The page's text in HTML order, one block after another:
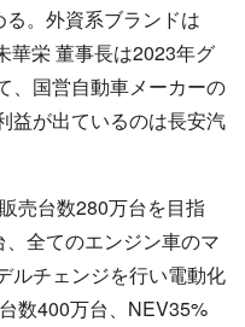
る。外資系ブランドは
華栄 董事長は2023年グ
、国営自動車メーカーの
益が出ているのは長安汽
売台数280万台を目指
、全てのエンジン車のマ
ルチェンジを行い電動化
数400万台、 NEV35%